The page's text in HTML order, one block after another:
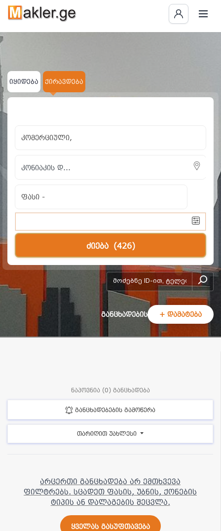
იყიდება ქირავდება
კომერციული,
ფასი -
ძიება (426)
add-form
განცხადების + დამატება
ნაპოვნია (0) განცხადება
განცხადებების გამოწერა
თარიღით უახლესი
არცერთი განცხადება არ ემთხვევა
ფილტრებს. სცადეთ ფასის, უბნის, ქონების
ტიპის ან დალაგების შეცვლა.
ყველას გასუფთავება